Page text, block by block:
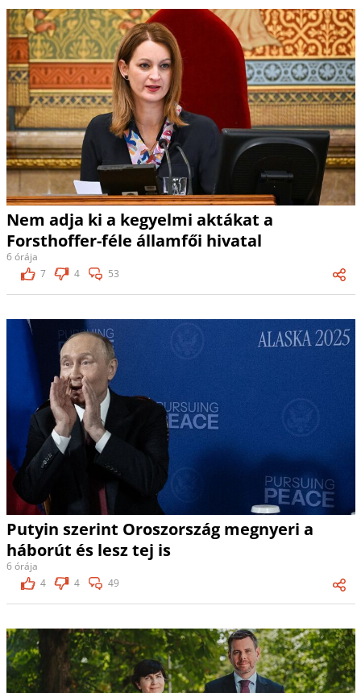
Nem adja ki a kegyelmi aktákat a
Forsthoffer-féle államfői hivatal
6 órája
7
4 53
Putyin szerint Oroszország megnyeri a
háborút és lesz tej is
6 órája
4
4 49